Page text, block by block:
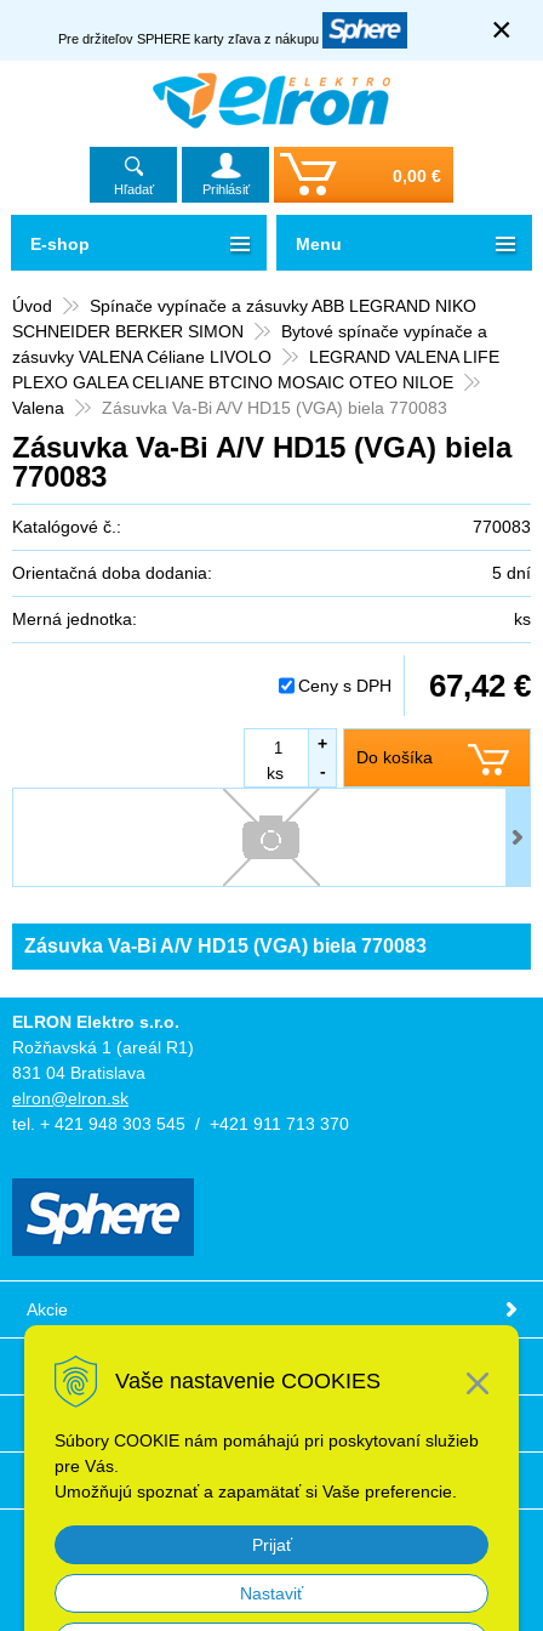
Vaše nastavenie COOKIES
Súbory COOKIE nám pomáhajú pri poskytovaní služieb
pre Vás.
Umožňujú spoznať a zapamätať si Vaše preferencie.
Prijať
Nastaviť
Pre držiteľov SPHERE karty zľava z nákupu ×
Hľadať Prihlásiť
0,00 €
Úvod
Spínače vypínače a zásuvky ABB LEGRAND NIKO
SCHNEIDER BERKER SIMON
Bytové spínače vypínače a
zásuvky VALENA Céliane LIVOLO
LEGRAND VALENA LIFE
PLEXO GALEA CELIANE BTCINO MOSAIC OTEO NILOE
Valena
Zásuvka Va-Bi A/V HD15 (VGA) biela 770083
Zásuvka Va-Bi A/V HD15 (VGA) biela
770083
Katalógové č.: 770083
Orientačná doba dodania: 5 dní
Merná jednotka: ks
Ceny s DPH 67,42 €
Do košíka
-
ks
+
Zásuvka Va-Bi A/V HD15 (VGA) biela 770083
E-shop Menu
ELRON Elektro s.r.o.
Rožňavská 1 (areál R1)
831 04 Bratislava
elron@elron.sk
tel. + 421 948 303 545 / +421 911 713 370
Akcie
Obchodné podmienky
Ochrana osobných údajov